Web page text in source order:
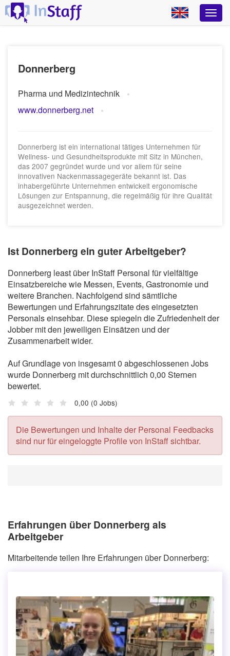
Donnerberg
Pharma und Medizintechnik
www.donnerberg.net
Donnerberg ist ein international tätiges Unternehmen für
Wellness- und Gesundheitsprodukte mit Sitz in München,
das 2007 gegründet wurde und vor allem für seine
innovativen Nackenmassagegeräte bekannt ist. Das
inhabergeführte Unternehmen entwickelt ergonomische
Lösungen zur Entspannung, die regelmäßig für ihre Qualität
ausgezeichnet werden.
Ist Donnerberg ein guter Arbeitgeber?
Donnerberg least über InStaff Personal für vielfältige
Einsatzbereiche wie Messen, Events, Gastronomie und
weitere Branchen. Nachfolgend sind sämtliche
Bewertungen und Erfahrungszitate des eingesetzten
Personals einsehbar. Diese spiegeln die Zufriedenheit der
Jobber mit den jeweiligen Einsätzen und der
Zusammenarbeit wider.
Auf Grundlage von insgesamt 0 abgeschlossenen Jobs
wurde Donnerberg mit durchschnittlich 0,00 Sternen
bewertet.
0,00 (0 Jobs)
Die Bewertungen und Inhalte der Personal Feedbacks
sind nur für eingeloggte Profile von InStaff sichtbar.
Erfahrungen über Donnerberg als
Arbeitgeber
Mitarbeitende teilen Ihre Erfahrungen über Donnerberg: